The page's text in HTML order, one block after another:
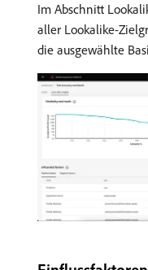
Im Abschnitt
aller Lookalike-
die ausgewählte